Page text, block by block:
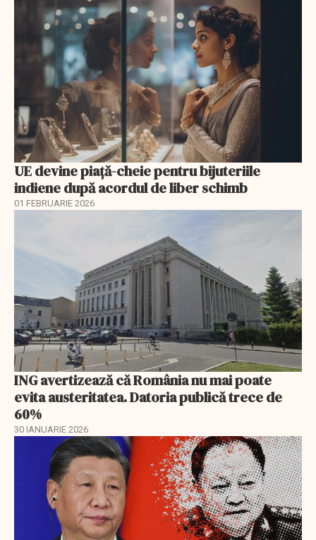
UE devine piață-cheie pentru bijuteriile
indiene după acordul de liber schimb
01 FEBRUARIE 2026
ING avertizează că România nu mai poate
evita austeritatea. Datoria publică trece de
60%
30 IANUARIE 2026